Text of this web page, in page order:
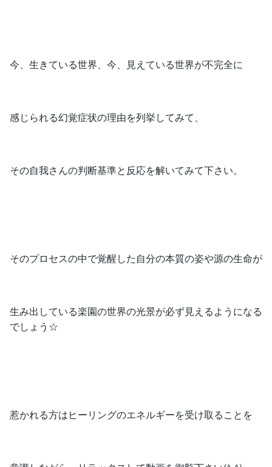
今、生きている世界、今、見えている世界が不完全に
感じられる幻覚症状の理由を列挙してみて、
その自我さんの判断基準と反応を解いてみて下さい。
そのプロセスの中で覚醒した自分の本質の姿や源の生命が
生み出している楽園の世界の光景が必ず見えるようになる
でしょう☆
惹かれる方はヒーリングのエネルギーを受け取ることを